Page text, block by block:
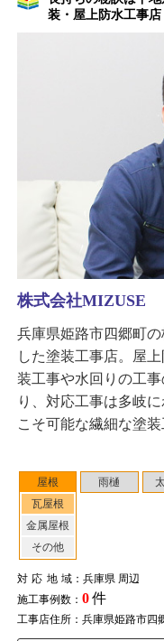
装・屋上防水工事店
屋根
瓦屋根
金属屋根
その他
雨樋
対応地域：兵庫県 周辺
施工事例数： 0件
工事店住所：兵庫県姫路市四
株式会社MIZUSE
兵庫県姫路市四郷町
した塗装工事店。屋
装工事や水回りの工
り、対応工事は多岐
こそ可能な繊細な塗